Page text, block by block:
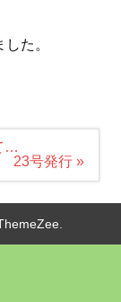
た。
…
23号発行 »